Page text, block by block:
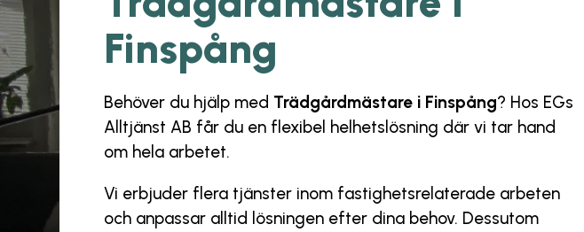
Finspång
Behöver du hjälp med Trädgårdmästare i Finspång? Hos EGs
Alltjänst AB får du en flexibel helhetslösning där vi tar hand
om hela arbetet.
Vi erbjuder flera tjänster inom fastighetsrelaterade arbeten
och anpassar alltid lösningen efter dina behov. Dessutom